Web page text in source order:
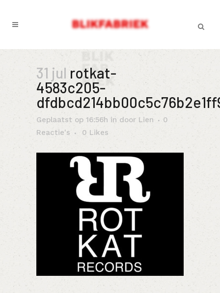
31 julrotkat-
4583c205-
Geplaatst op 16:56h in door Lien
0
Reactie's
0 Likes